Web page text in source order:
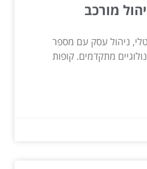
מורכב
ניהול עסק עם מספר
מתקדמים. קופות